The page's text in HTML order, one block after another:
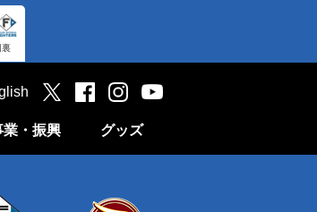
裏
業・振興 グッズ